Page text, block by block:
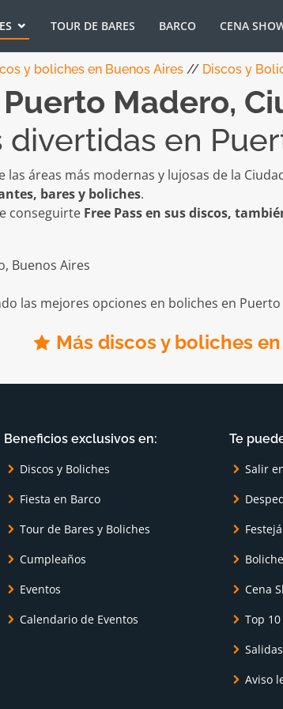
TOUR DE BARES BARCO CENA
y boliches en Buenos Aires // Discos y
Madero,
divertidas en
las áreas más modernas y lujosas de la
bares y boliches.
conseguirte Free Pass en sus discos,
las mejores opciones en boliches en
Más discos y boliches
Beneficios exclusivos en:
Discos y Boliches
Fiesta en Barco
Tour de Bares y Boliches
Cumpleaños
Eventos
Calendario de Eventos
Te
Salir
Cena
Top
Aviso